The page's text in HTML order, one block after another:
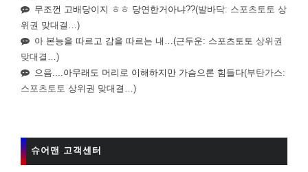
무조껀 고배당이지 ㅎㅎ 당연한거아냐??(발바닥: 스포츠토토 상
위권 맞대결…)
아 본능을 따르고 감을 따르는 내…(근두운: 스포츠토토 상위권
맞대결…)
으음....아무래도 머리로 이해하지만 가슴으론 힘들다(부탄가스:
스포츠토토 상위권 맞대결…)
슈어맨 고객센터